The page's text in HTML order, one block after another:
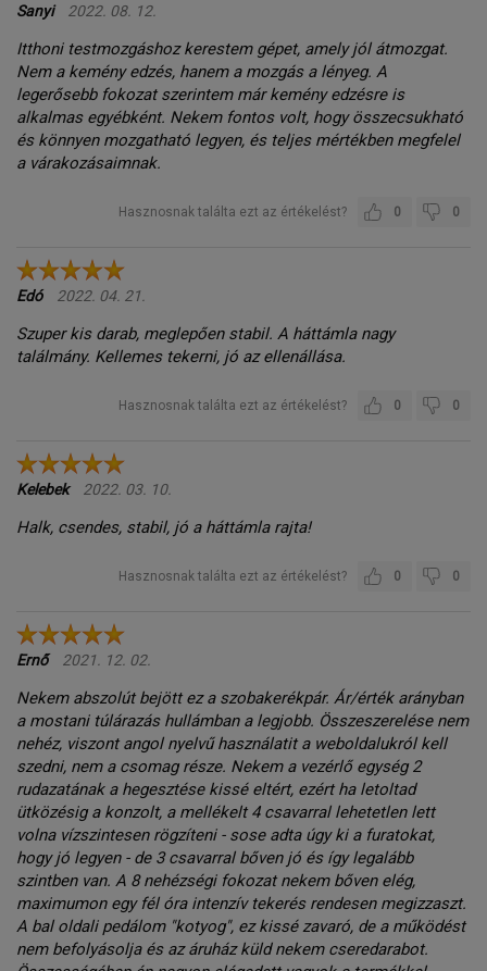
Sanyi 2022. 08. 12.
Itthoni testmozgáshoz kerestem gépet, amely jól átmozgat.
Nem a kemény edzés, hanem a mozgás a lényeg. A
legerősebb fokozat szerintem már kemény edzésre is
alkalmas egyébként. Nekem fontos volt, hogy összecsukható
és könnyen mozgatható legyen, és teljes mértékben megfelel
a várakozásaimnak.
Hasznosnak találta ezt az értékelést? 0
0
Edó 2022. 04. 21.
Szuper kis darab, meglepően stabil. A háttámla nagy
találmány. Kellemes tekerni, jó az ellenállása.
Hasznosnak találta ezt az értékelést? 0
0
Kelebek 2022. 03. 10.
Halk, csendes, stabil, jó a háttámla rajta!
Hasznosnak találta ezt az értékelést? 0
0
Ernő 2021. 12. 02.
Nekem abszolút bejött ez a szobakerékpár. Ár/érték arányban
a mostani túlárazás hullámban a legjobb. Összeszerelése nem
nehéz, viszont angol nyelvű használatit a weboldalukról kell
szedni, nem a csomag része. Nekem a vezérlő egység 2
rudazatának a hegesztése kissé eltért, ezért ha letoltad
ütközésig a konzolt, a mellékelt 4 csavarral lehetetlen lett
volna vízszintesen rögzíteni - sose adta úgy ki a furatokat,
hogy jó legyen - de 3 csavarral bőven jó és így legalább
szintben van. A 8 nehézségi fokozat nekem bőven elég,
maximumon egy fél óra intenzív tekerés rendesen megizzaszt.
A bal oldali pedálom "kotyog", ez kissé zavaró, de a működést
nem befolyásolja és az áruház küld nekem cseredarabot.